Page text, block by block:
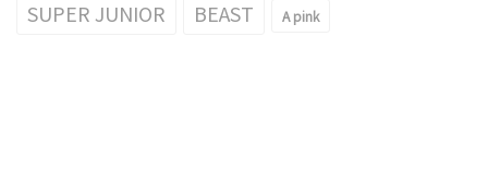
SUPER JUNIOR BEAST A pink